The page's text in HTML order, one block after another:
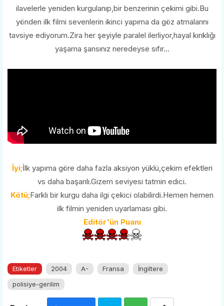
ilavelerle yeniden kurgulanıp,bir benzerinin çekimi gibi.Bu
yönden ilk filmi sevenlerin ikinci yapıma da göz atmalarını
tavsiye ediyorum.Zira her şeyiyle paralel ilerliyor,hayal kırıklığı
yaşama şansınız neredeyse sıfır...
İyi;İlk yapıma göre daha fazla aksiyon yüklü,çekim efektleri
vs daha başarılı.Gizem seviyesi tatmin edici.
Kötü;Farklı bir kurgu daha ilgi çekici olabilirdi.Hemen hemen
ilk filmin yeniden uyarlaması gibi.
Editör'ün Puanı
Etiketler 2004 A- Fransa
İngiltere
polisiye-gerilim